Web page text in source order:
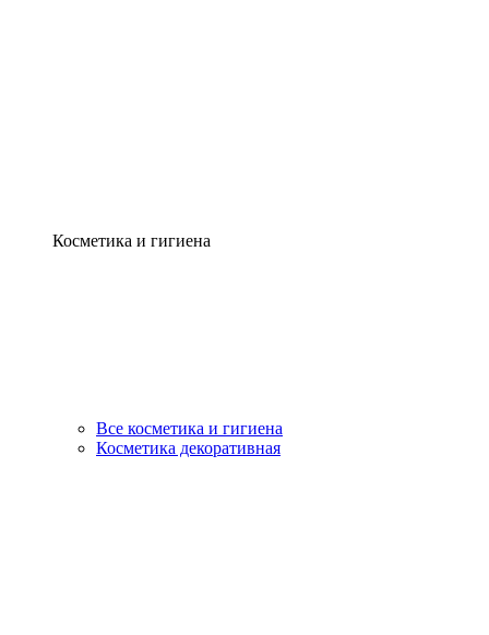
Косметика и гигиена
Все косметика и гигиена
Косметика декоративная